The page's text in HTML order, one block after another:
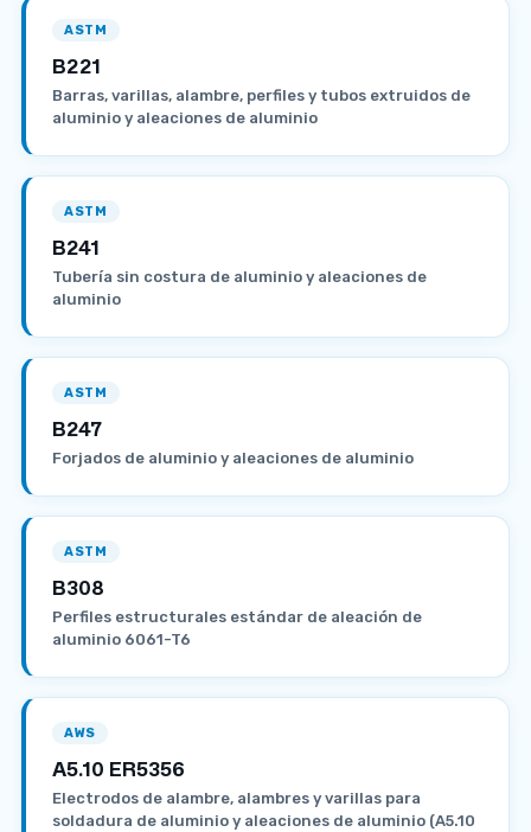
ASTM
B221
Barras, varillas, alambre, perfiles y tubos extruidos de
aluminio y aleaciones de aluminio
ASTM
B241
Tubería sin costura de aluminio y aleaciones de
aluminio
ASTM
B247
Forjados de aluminio y aleaciones de aluminio
ASTM
B308
Perfiles estructurales estándar de aleación de
aluminio 6061-T6
AWS
A5.10 ER5356
Electrodos de alambre, alambres y varillas para
soldadura de aluminio y aleaciones de aluminio (A5.10